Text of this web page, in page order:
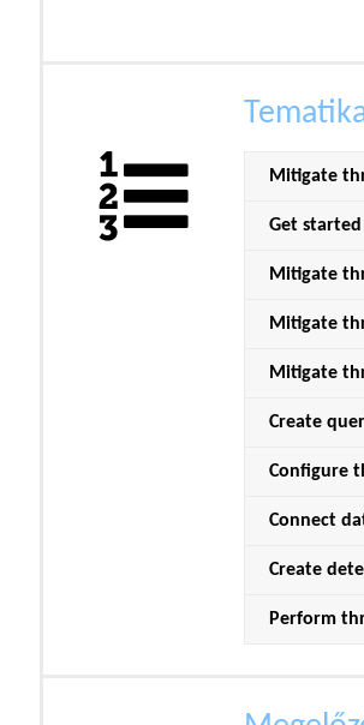
Mitigate
Get
Mitigate
Mitigate
Mitigate
Create
Configure
Connect
Create
Perform